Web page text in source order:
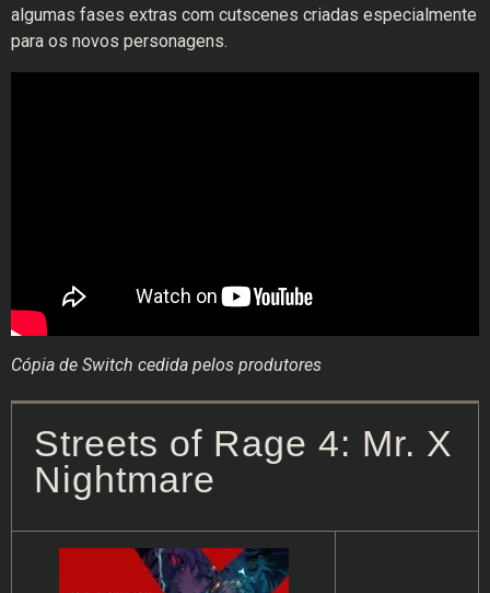
algumas fases extras com cutscenes criadas especialmente
para os novos personagens.
Cópia de Switch cedida pelos produtores
Streets of Rage 4: Mr. X
Nightmare